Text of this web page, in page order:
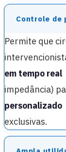
Controle de
Permite que
em tempo real
impedância)
personalizado
exclusivas.